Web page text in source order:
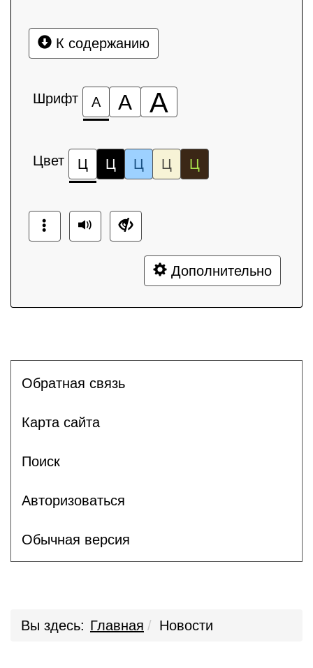
К содержанию
Шрифт А А А
Цвет Ц Ц Ц Ц Ц
Дополнительно
Обратная связь
Карта сайта
Поиск
Авторизоваться
Обычная версия
Вы здесь: Главная Новости